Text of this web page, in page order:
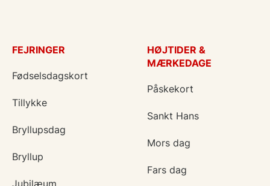
FEJRINGER
Fødselsdagskort
Tillykke
Bryllupsdag
Bryllup
Jubilæum
HØJTIDER &
MÆRKEDAGE
Påskekort
Sankt Hans
Mors dag
Fars dag